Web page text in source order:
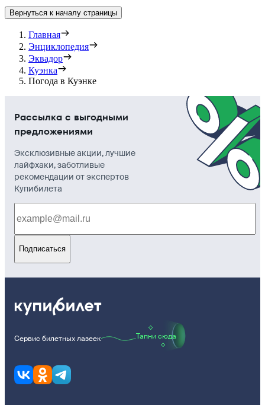
Вернуться к началу страницы
Главная
Энциклопедия
Эквадор
Куэнка
Погода в Куэнке
Рассылка с выгодными
предложениями
Эксклюзивные акции, лучшие
лайфхаки, заботливые
рекомендации от экспертов
Купибилета
Подписаться
Сервис билетных лазеек Тапни сюда